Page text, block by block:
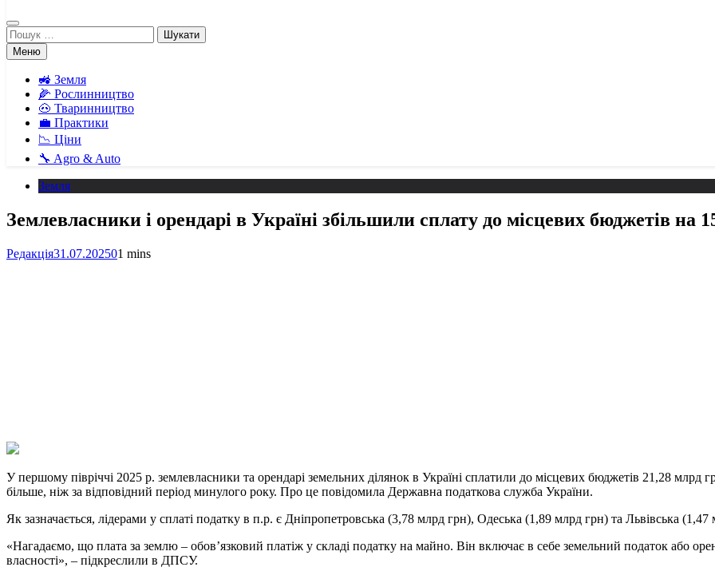
Пошук:
Меню
🚜 Земля
🌽 Рослинництво
🐽 Тваринництво
💼 Практики
📉 Ціни
🔧 Agro & Auto
Земля
Землевласники і орендарі в Україні збільшили сплату до місцевих бюджетів на
Редакція31.07.202501 mins
Link
Print
У першому півріччі 2025 р. землевласники та орендарі земельних ділянок в Україні сплатили до місцевих бюджетів 21,28 млрд
більше, ніж за відповідний період минулого року. Про це повідомила Державна податкова служба України.
Як зазначається, лідерами у сплаті податку в п.р. є Дніпропетровська (3,78 млрд грн), Одеська (1,89 млрд грн) та Львівська
«Нагадаємо, що плата за землю – обов’язковий платіж у складі податку на майно. Він включає в себе земельний податок або
власності», – підкреслили в ДПСУ.